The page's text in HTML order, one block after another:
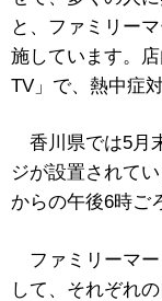
と、ファミリー
施しています。
TV」で、熱中症
香川県では5月
ジが設置されて
からの午後6時ご
ファミリーマー
して、それぞれ